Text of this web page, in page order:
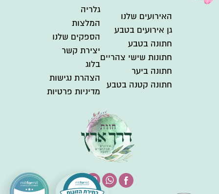
האירועים שלנו
גן אירועים בטבע
חתונה בטבע
חתונות שישי צהריים
חתונה ביער
חתונה קטנה בטבע
גלריה
המלצות
הספקים שלנו
יצירת קשר
בלוג
הצהרת נגישות
מדיניות פרטיות